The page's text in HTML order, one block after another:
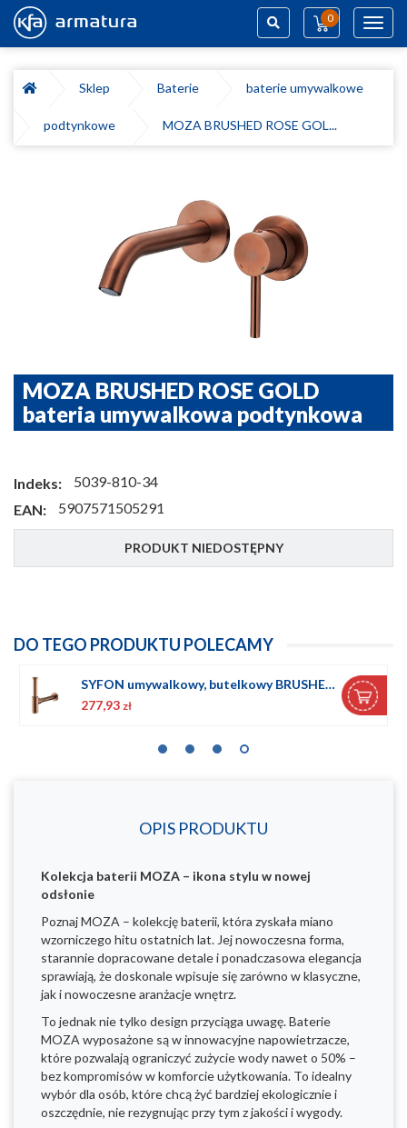
0
Sklep
Baterie baterie umywalkowe
podtynkowe MOZA BRUSHED ROSE GOL...
MOZA BRUSHED ROSE GOLD
bateria umywalkowa podtynkowa
Indeks:
5039-810-34
EAN:
5907571505291
PRODUKT NIEDOSTĘPNY
DO TEGO PRODUKTU POLECAMY
SYFON umywalkowy, butelkowy BRUSHED ROSE GOLD
277,93
zł
OPIS PRODUKTU
Kolekcja baterii MOZA – ikona stylu w nowej
odsłonie
Poznaj MOZA – kolekcję baterii, która zyskała miano
wzorniczego hitu ostatnich lat. Jej nowoczesna forma,
starannie dopracowane detale i ponadczasowa elegancja
sprawiają, że doskonale wpisuje się zarówno w klasyczne,
jak i nowoczesne aranżacje wnętrz.
To jednak nie tylko design przyciąga uwagę. Baterie
MOZA wyposażone są w innowacyjne napowietrzacze,
które pozwalają ograniczyć zużycie wody nawet o 50% –
bez kompromisów w komforcie użytkowania. To idealny
wybór dla osób, które chcą żyć bardziej ekologicznie i
oszczędnie, nie rezygnując przy tym z jakości i wygody.